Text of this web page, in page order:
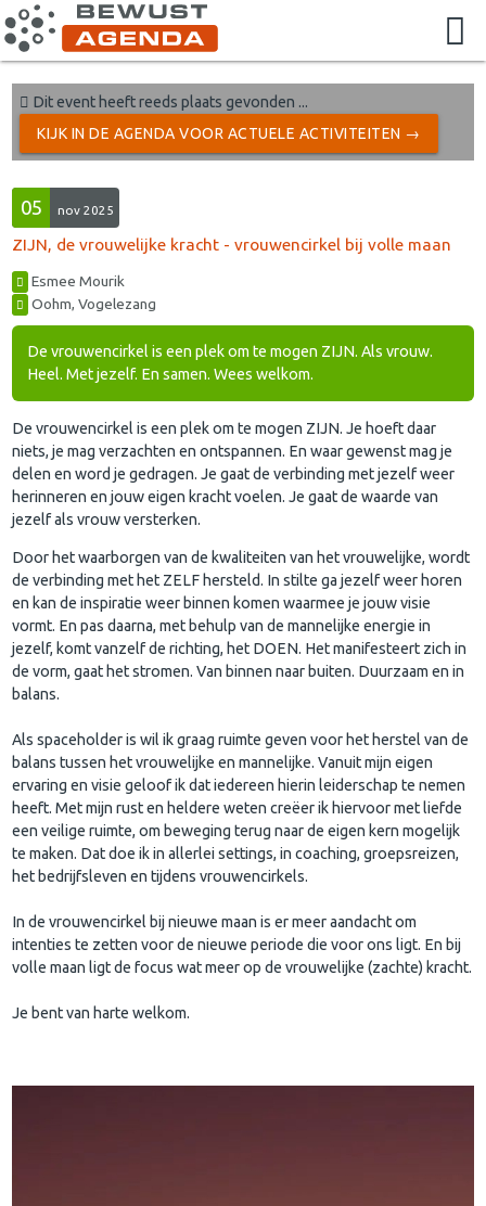
Dit event heeft reeds plaats gevonden ...
KIJK IN DE AGENDA VOOR ACTUELE ACTIVITEITEN →
05 nov 2025
ZIJN, de vrouwelijke kracht - vrouwencirkel bij volle maan
Esmee Mourik
Oohm, Vogelezang
De vrouwencirkel is een plek om te mogen ZIJN. Als vrouw.
Heel. Met jezelf. En samen. Wees welkom.
De vrouwencirkel is een plek om te mogen ZIJN. Je hoeft daar
niets, je mag verzachten en ontspannen. En waar gewenst mag je
delen en word je gedragen. Je gaat de verbinding met jezelf weer
herinneren en jouw eigen kracht voelen. Je gaat de waarde van
jezelf als vrouw versterken.
Door het waarborgen van de kwaliteiten van het vrouwelijke, wordt
de verbinding met het ZELF hersteld. In stilte ga jezelf weer horen
en kan de inspiratie weer binnen komen waarmee je jouw visie
vormt. En pas daarna, met behulp van de mannelijke energie in
jezelf, komt vanzelf de richting, het DOEN. Het manifesteert zich in
de vorm, gaat het stromen. Van binnen naar buiten. Duurzaam en in
balans.
Als spaceholder is wil ik graag ruimte geven voor het herstel van de
balans tussen het vrouwelijke en mannelijke. Vanuit mijn eigen
ervaring en visie geloof ik dat iedereen hierin leiderschap te nemen
heeft. Met mijn rust en heldere weten creëer ik hiervoor met liefde
een veilige ruimte, om beweging terug naar de eigen kern mogelijk
te maken. Dat doe ik in allerlei settings, in coaching, groepsreizen,
het bedrijfsleven en tijdens vrouwencirkels.
In de vrouwencirkel bij nieuwe maan is er meer aandacht om
intenties te zetten voor de nieuwe periode die voor ons ligt. En bij
volle maan ligt de focus wat meer op de vrouwelijke (zachte) kracht.
Je bent van harte welkom.